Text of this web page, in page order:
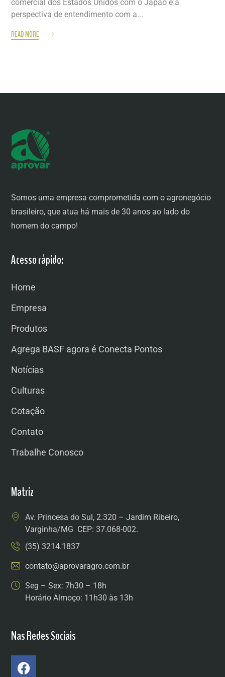
comercial dos Estados Unidos com o Japão e a
perspectiva de entendimento com a...
READ MORE
Somos uma empresa comprometida com o agronegócio
brasileiro, que atua há mais de 30 anos ao lado do
homem do campo!
Acesso rápido:
Home
Empresa
Produtos
Agrega BASF agora é Conecta Pontos
Notícias
Culturas
Cotação
Contato
Trabalhe Conosco
Matriz
Av. Princesa do Sul, 2.320 – Jardim Ribeiro,
Varginha/MG CEP: 37.068-002.
(35) 3214.1837
contato@aprovaragro.com.br
Seg – Sex: 7h30 – 18h
Horário Almoço: 11h30 às 13h
Nas Redes Sociais